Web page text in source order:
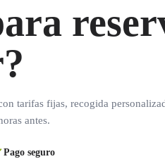
tarifas fijas, recogida
antes.
Pago seguro